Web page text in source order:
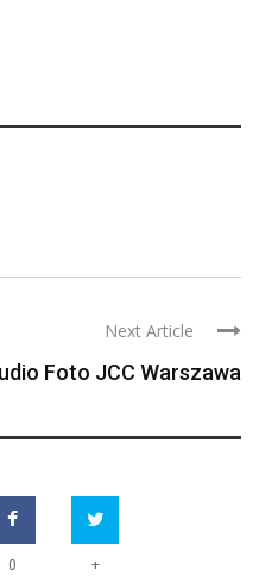
Next Article
Foto JCC Warszawa
0 +